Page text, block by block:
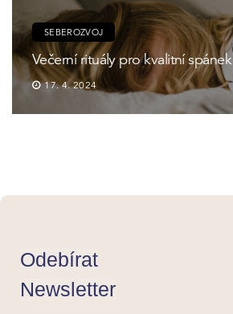
SEBEROZVOJ
Večerní rituály pro kvalitní spánek
17. 4. 2024
Odebírat
Newsletter